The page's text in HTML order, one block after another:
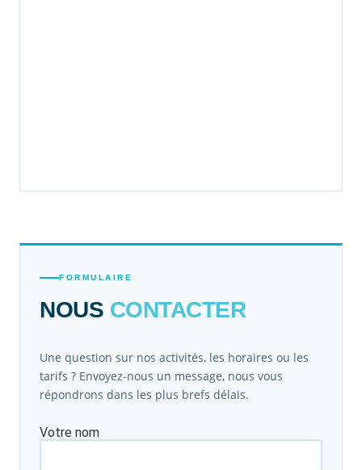
FORMULAIRE
NOUS CONTACTER
Une question sur nos activités, les horaires ou les
tarifs ? Envoyez-nous un message, nous vous
répondrons dans les plus brefs délais.
Votre nom